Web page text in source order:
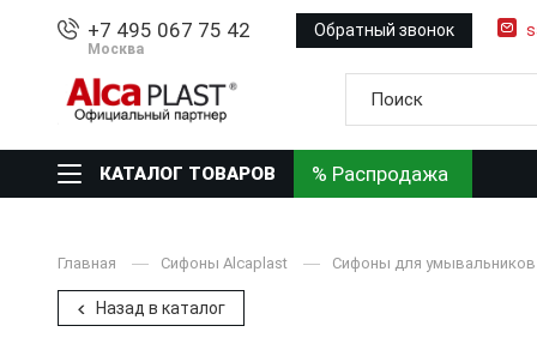
+7 495 067 75 42
Москва
Обратный звонок
КАТАЛОГ ТОВАРОВ % Распродажа
Главная Сифоны Alcaplast Сифоны для
Назад в каталог